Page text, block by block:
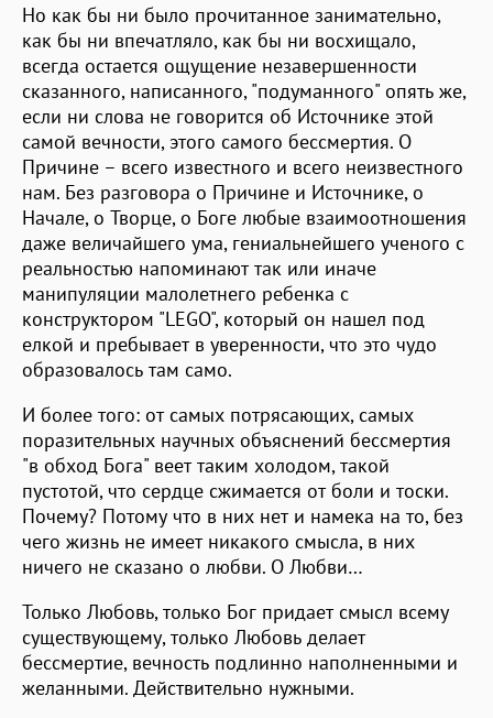
Но как бы ни было прочитанное занимательно,
как бы ни впечатляло, как бы ни восхищало,
всегда остается ощущение незавершенности
сказанного, написанного, "подуманного" опять же,
если ни слова не говорится об Источнике этой
самой вечности, этого самого бессмертия. О
Причине – всего известного и всего неизвестного
нам. Без разговора о Причине и Источнике, о
Начале, о Творце, о Боге любые взаимоотношения
даже величайшего ума, гениальнейшего ученого с
реальностью напоминают так или иначе
манипуляции малолетнего ребенка с
конструктором "LEGO", который он нашел под
елкой и пребывает в уверенности, что это чудо
образовалось там само.
И более того: от самых потрясающих, самых
поразительных научных объяснений бессмертия
"в обход Бога" веет таким холодом, такой
пустотой, что сердце сжимается от боли и тоски.
Почему? Потому что в них нет и намека на то, без
чего жизнь не имеет никакого смысла, в них
ничего не сказано о любви. О Любви…
Только Любовь, только Бог придает смысл всему
существующему, только Любовь делает
бессмертие, вечность подлинно наполненными и
желанными. Действительно нужными.